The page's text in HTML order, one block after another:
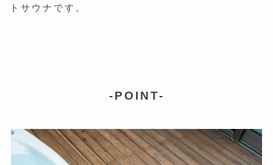
トサウナです。
-POINT-